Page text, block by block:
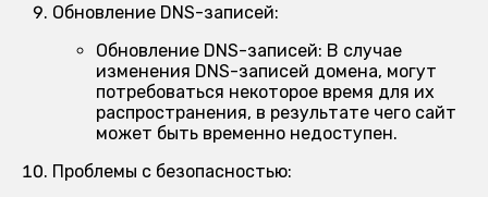
Обновление DNS-записей:
Обновление DNS-записей: В случае
изменения DNS-записей домена, могут
потребоваться некоторое время для их
распространения, в результате чего сайт
может быть временно недоступен.
Проблемы с безопасностью: